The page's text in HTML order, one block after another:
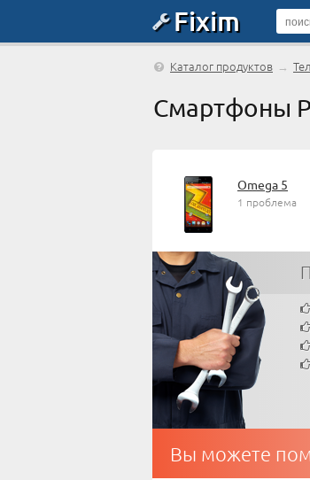
Fixim
Каталог продуктов →
Смартфоны
Omega 5
1 проблема
Вы можете